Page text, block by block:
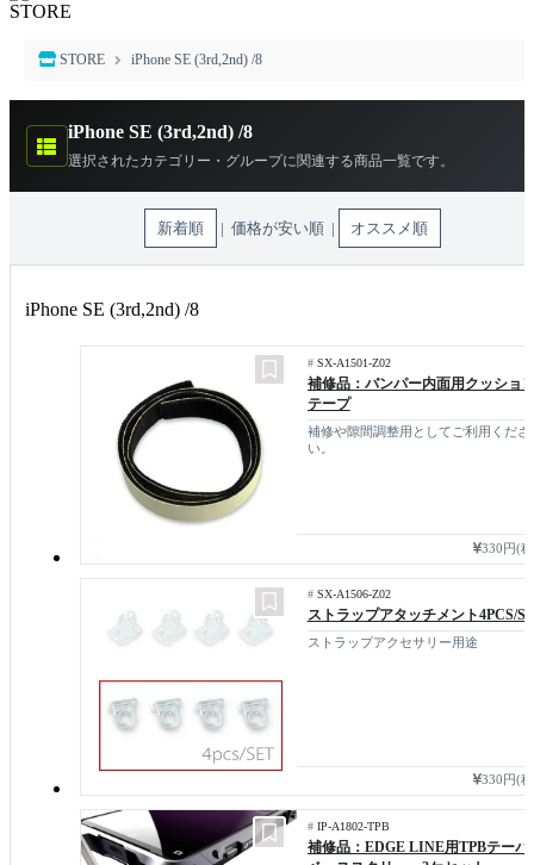
STORE
STORE iPhone SE (3rd,2nd) /8
iPhone SE (3rd,2nd) /8
選択されたカテゴリー・グループに関連する商品一覧です。
新着順 | 価格が安い順 | オススメ順
iPhone SE (3rd,2nd) /8
# SX-A1501-Z02
補修品：バンパー内面用クッショ
テープ
補修や隙間調整用としてご利用くださ
い。
330円(
# SX-A1506-Z02
ストラップアタッチメント4PCS/
ストラップアクセサリー用途
330円(
# IP-A1802-TPB
補修品：EDGE LINE用TPBテーパ